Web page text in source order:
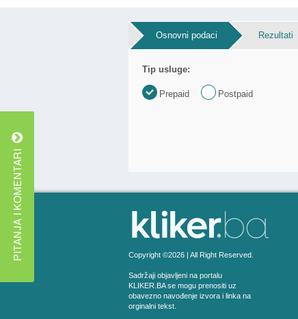
Osnovni podaci Rezultati
Tip usluge:
Prepaid Postpaid
Copyright ©2026 | All Right Reserved.
Sadržaji objavljeni na portalu
KLIKER.BA se mogu prenositi uz
obavezno navođenje izvora i linka na
orginalni tekst.